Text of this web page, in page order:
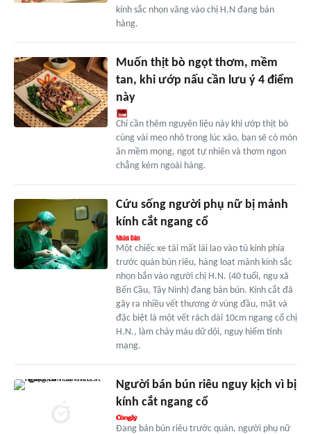
kính sắc nhọn văng vào chị H.N đang bán
hàng.
Muốn thịt bò ngọt thơm, mềm
tan, khi ướp nấu cần lưu ý 4 điểm
này
Chỉ cần thêm nguyên liệu này khi ướp thịt bò
cùng vài mẹo nhỏ trong lúc xào, bạn sẽ có món
ăn mềm mọng, ngọt tự nhiên và thơm ngon
chẳng kém ngoài hàng.
Cứu sống người phụ nữ bị mảnh
kính cắt ngang cổ
Một chiếc xe tải mất lái lao vào tủ kính phía
trước quán bún riêu, hàng loạt mảnh kính sắc
nhọn bắn vào người chị H.N. (40 tuổi, ngụ xã
Bến Cầu, Tây Ninh) đang bán bún. Kính cắt đã
gây ra nhiều vết thương ở vùng đầu, mặt và
đặc biệt là một vết rách dài 10cm ngang cổ chị
H.N., làm chảy máu dữ dội, nguy hiểm tính
mạng.
Người bán bún riêu nguy kịch vì bị
kính cắt ngang cổ
Đang bán bún riêu trước quán, người phụ nữ